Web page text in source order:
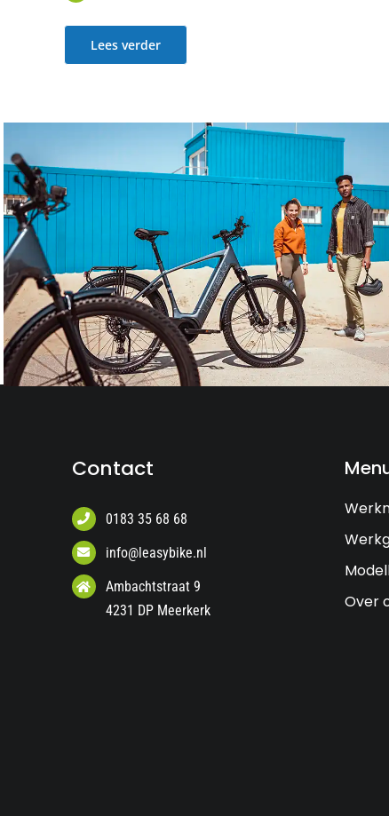
Lees verder
Contact
0183 35 68 68
info@leasybike.nl
Ambachtstraat 9
4231 DP Meerkerk
Over